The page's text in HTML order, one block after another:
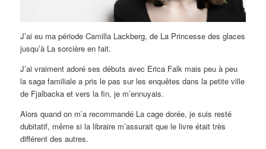
J’ai eu ma période Camilla Lackberg, de La Princesse des glaces
jusqu’à La sorcière en fait.
J’ai vraiment adoré ses débuts avec Erica Falk mais peu à peu
la saga familiale a pris le pas sur les enquêtes dans la petite ville
de Fjalbacka et vers la fin, je m’ennuyais.
Alors quand on m’a recommandé La cage dorée, je suis resté
dubitatif, même si la libraire m’assurait que le livre était très
différent des autres.